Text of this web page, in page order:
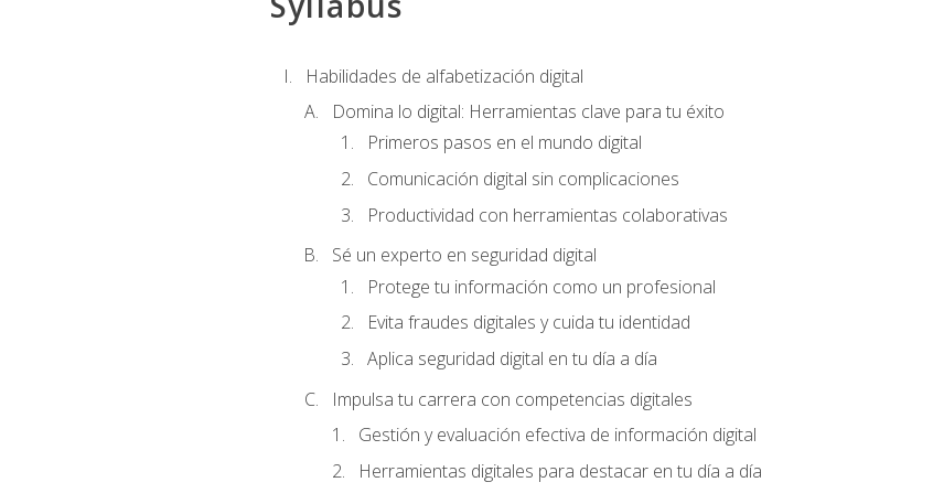
Habilidades de alfabetización digital
Domina lo digital: Herramientas clave para tu éxito
Primeros pasos en el mundo digital
Comunicación digital sin complicaciones
Productividad con herramientas colaborativas
Sé un experto en seguridad digital
Protege tu información como un profesional
Evita fraudes digitales y cuida tu identidad
Aplica seguridad digital en tu día a día
Impulsa tu carrera con competencias digitales
Gestión y evaluación efectiva de información digital
Herramientas digitales para destacar en tu día a día